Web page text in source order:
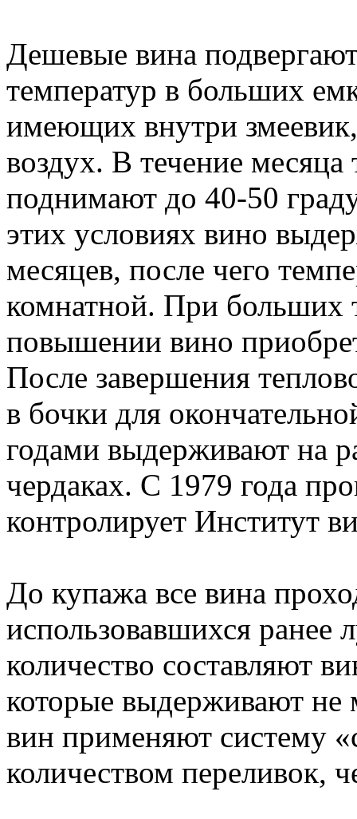
Дешевые вина
температур в больших
имеющих внутри
воздух. В течение
поднимают до 40-50
этих условиях вино
месяцев, после чего
комнатной. При больших
повышении вино
После завершения
в бочки для
годами выдерживают на
чердаках. С 1979 года
контролирует Институт
До купажа все вина
использовавшихся
количество составляют
которые выдерживают не
вин применяют систему
количеством переливок,